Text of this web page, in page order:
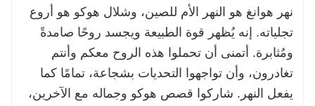
نهر هوانغ هو النهر الأم للصين، وشلال هوكو هو أروع
تجلياته. إنه يُظهر قوة الطبيعة ويجسد روحًا صامدةً
ومُثابرة. أتمنى أن تحملوا هذه الروح معكم وأنتم
تغادرون، وأن تواجهوا التحديات بشجاعة، تمامًا كما
يفعل النهر. شاركوا قصص هوكو وجماله مع الآخرين،